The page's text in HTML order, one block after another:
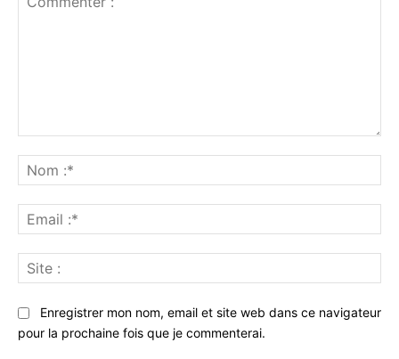
:*
:*
:
Enregistrer mon nom, email et site web dans ce navigateur
pour la prochaine fois que je commenterai.